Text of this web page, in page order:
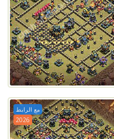
مع الرابط
2026